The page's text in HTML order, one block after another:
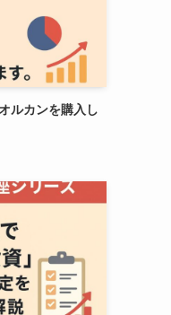
ルカンを購入し